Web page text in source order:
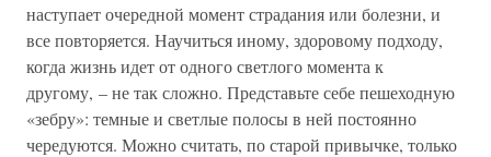
наступает очередной момент страдания или болезни, и
все повторяется. Научиться иному, здоровому подходу,
когда жизнь идет от одного светлого момента к
другому, – не так сложно. Представьте себе пешеходную
«зебру»: темные и светлые полосы в ней постоянно
чередуются. Можно считать, по старой привычке, только